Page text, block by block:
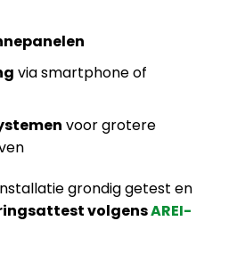
via smartphone of
voor grotere
grondig getest en
volgensAREI-